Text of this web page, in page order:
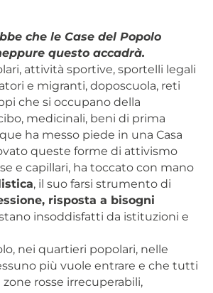
che le Case del Popolo
questo accadrà.
attività sportive, sportelli legali
e migranti, doposcuola, reti
che si occupano della
medicinali, beni di prima
ha messo piede in una Casa
queste forme di attivismo
e capillari, ha toccato con mano
, il suo farsi strumento di
risposta a bisogni
insoddisfatti da istituzioni e
nei quartieri popolari, nelle
più vuole entrare e che tutti
rosse irrecuperabili,